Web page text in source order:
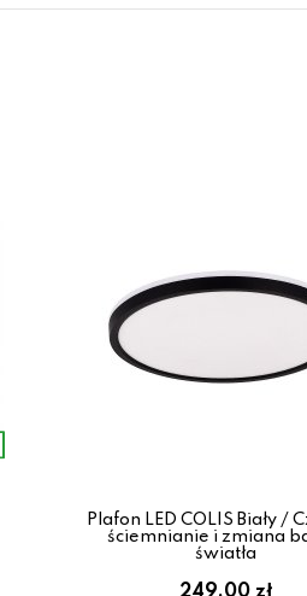
Plafon LED COLIS Biały /
ściemnianie i zmiana
światła